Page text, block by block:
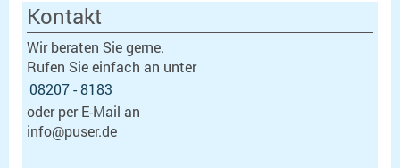
Kontakt
Wir beraten Sie gerne.
Rufen Sie einfach an unter
08207 - 8183
oder per E-Mail an
info@puser.de